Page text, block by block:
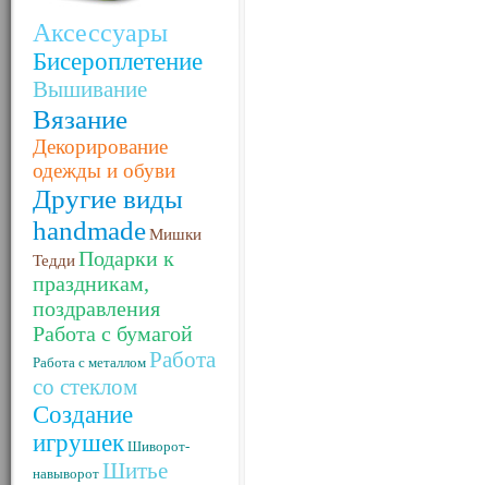
Аксессуары
Бисероплетение
Вышивание
Вязание
Декорирование
одежды и обуви
Другие виды
handmadeМишки
ТеддиПодарки к
праздникам,
поздравления
Работа с бумагой
Работа с металлом Работа
со стеклом
Создание
игрушек Шиворот-
навыворот Шитье